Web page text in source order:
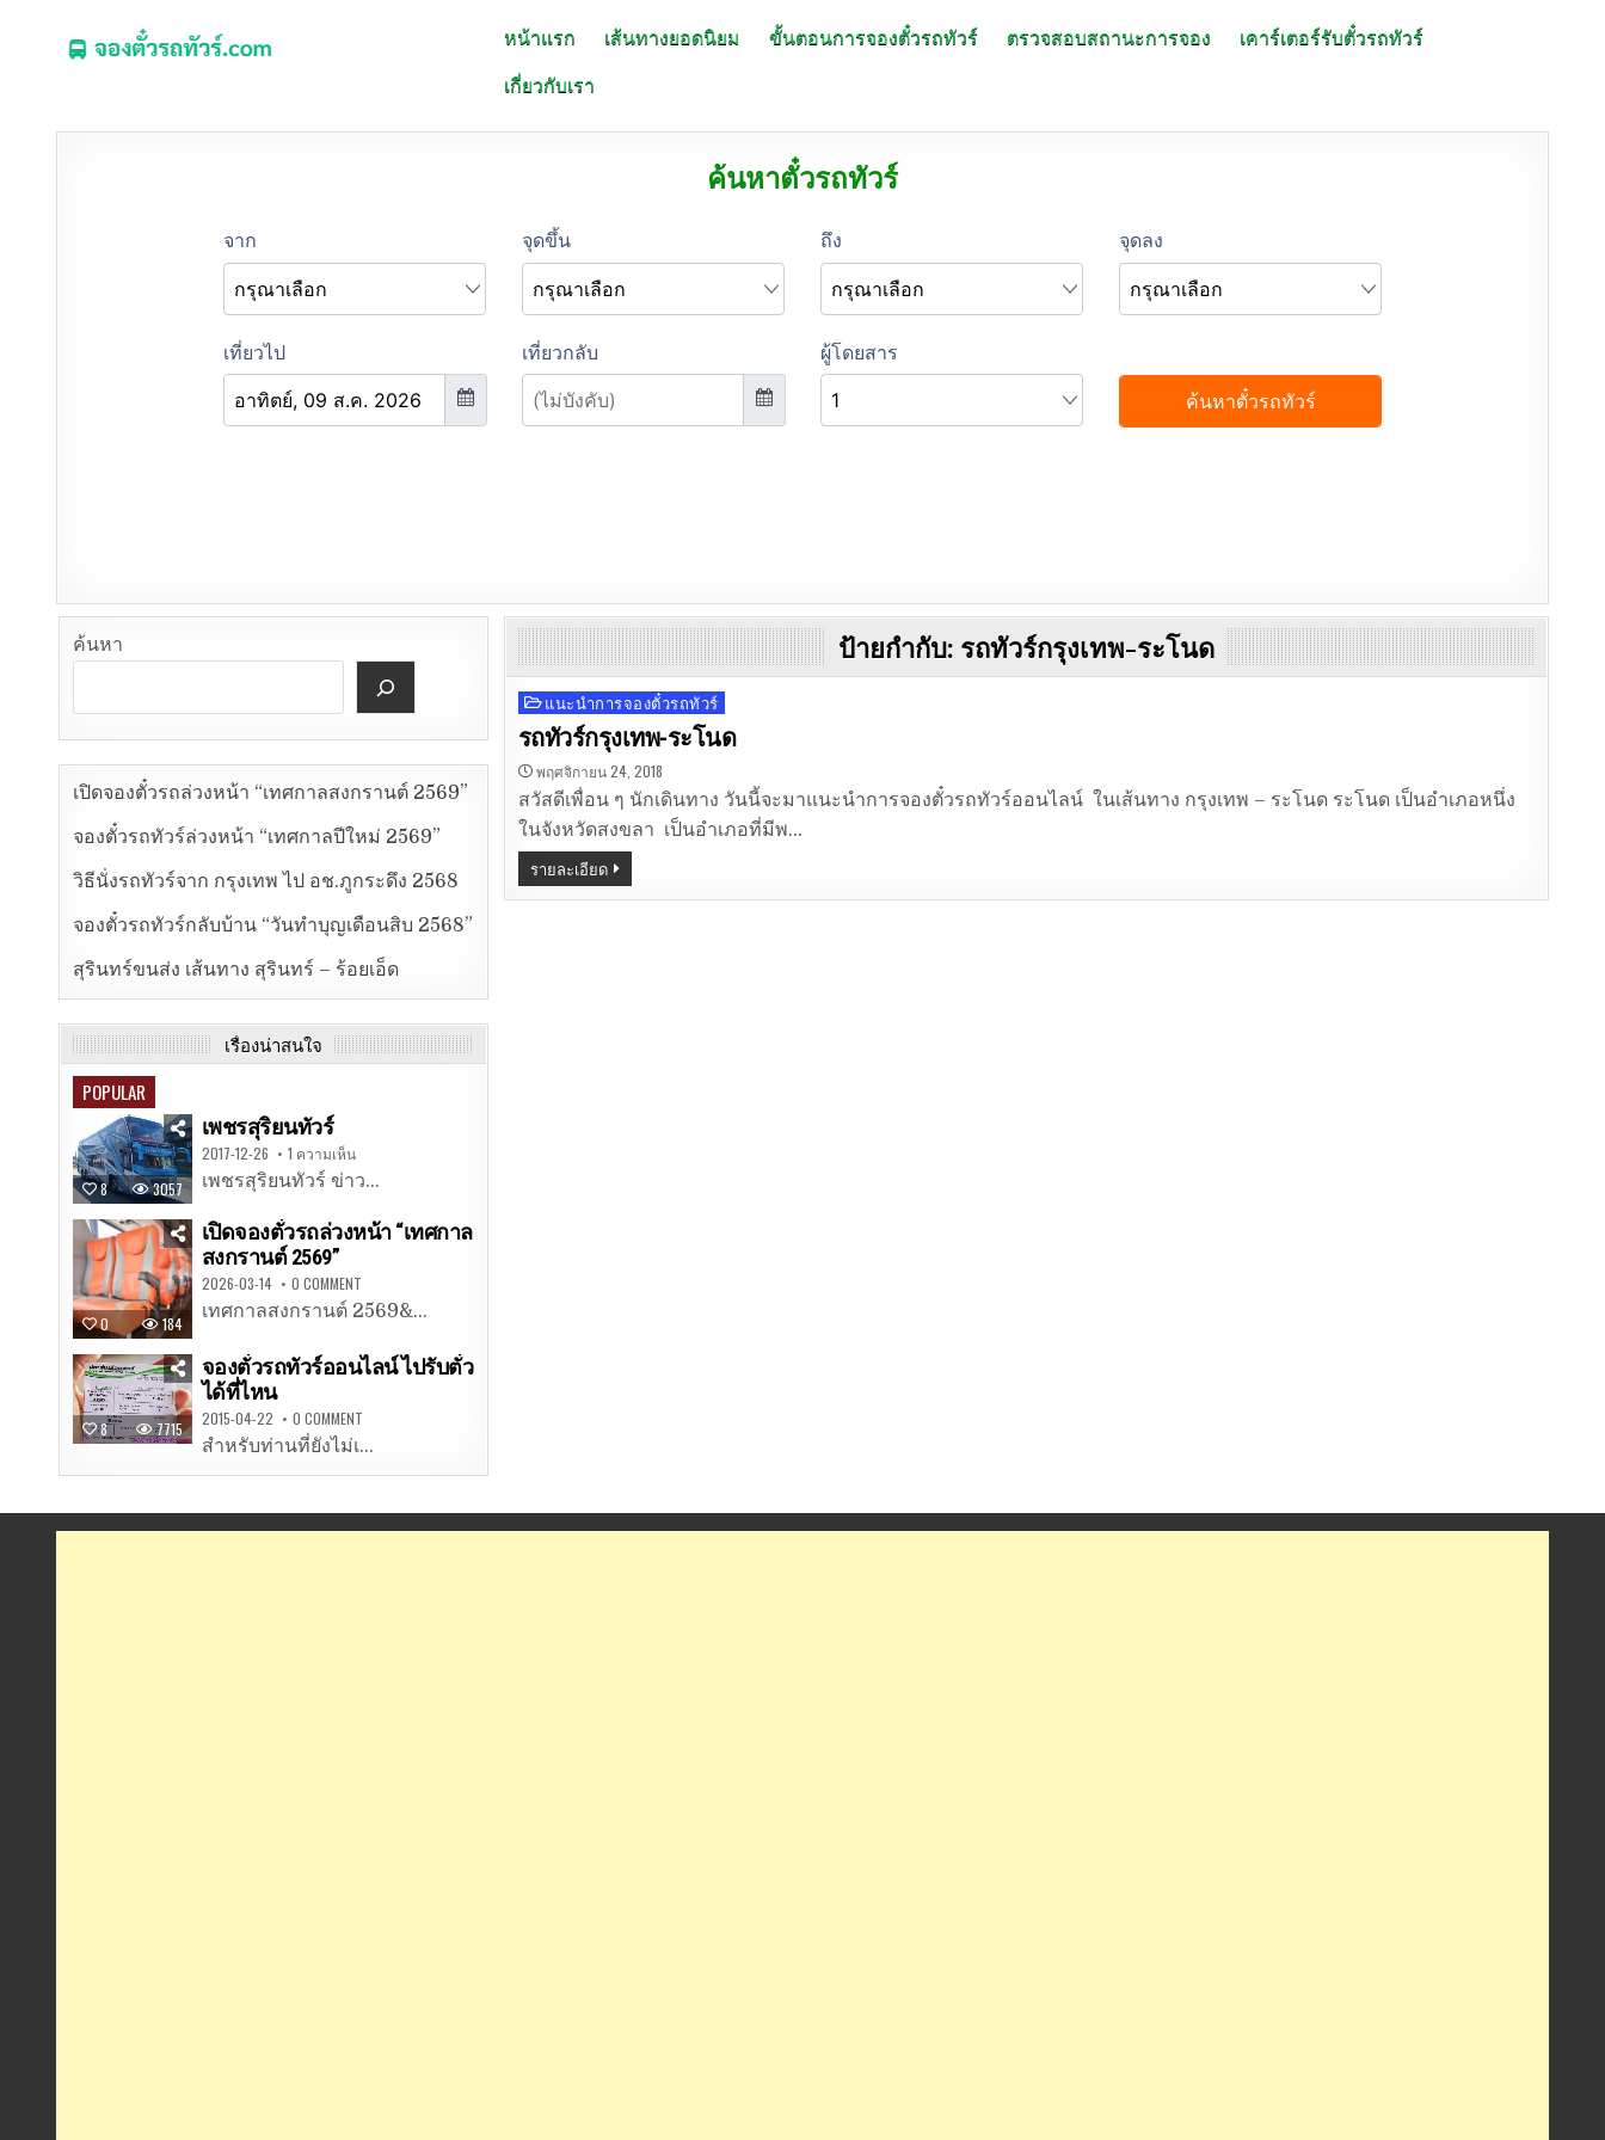
หน้าแรก เส้นทางยอดนิยม ขั้นตอนการจองตั๋วรถทัวร์ ตรวจสอบสถานะการจอง
เคาร์เตอร์รับตั๋วรถทัวร์
เกี่ยวกับเรา
ค้นหาตั๋วรถทัวร์
ป้ายกำกับ: รถทัวร์กรุงเทพ-ระโนด
Posted
in
แนะนำการจองตั๋วรถทัวร์
รถทัวร์กรุงเทพ-ระโนด
พฤศจิกายน 24, 2018
สวัสดีเพื่อน ๆ นักเดินทาง วันนี้จะมาแนะนำการจองตั๋วรถทัวร์ออนไลน์ ในเส้นทาง กรุงเทพ – ระโนด ระโนด เป็นอำเภอหนึ่ง
ในจังหวัดสงขลา เป็นอำเภอที่มีพ…
รายละเอียด
ค้นหา
เปิดจองตั๋วรถล่วงหน้า “เทศกาลสงกรานต์ 2569”
จองตั๋วรถทัวร์ล่วงหน้า “เทศกาลปีใหม่ 2569”
วิธีนั่งรถทัวร์จาก กรุงเทพ ไป อช.ภูกระดึง 2568
จองตั๋วรถทัวร์กลับบ้าน “วันทำบุญเดือนสิบ 2568”
สุรินทร์ขนส่ง เส้นทาง สุรินทร์ – ร้อยเอ็ด
เรื่องน่าสนใจ
POPULAR
8 3057
เพชรสุริยนทัวร์
2017-12-26 1 ความเห็น
เพชรสุริยนทัวร์ ข่าว...
0 184
เปิดจองตั๋วรถล่วงหน้า “เทศกาล
สงกรานต์ 2569”
2026-03-14 0 COMMENT
เทศกาลสงกรานต์ 2569&...
8 7715
จองตั๋วรถทัวร์ออนไลน์ ไปรับตั๋ว
ได้ที่ไหน
2015-04-22 0 COMMENT
สำหรับท่านที่ยังไม่เ...